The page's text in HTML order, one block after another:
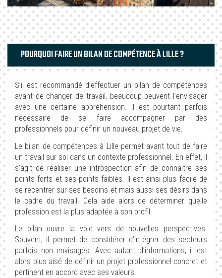
POURQUOI FAIRE UN BILAN DE COMPÉTENCE À LILLE ?
S’il est recommandé d’effectuer un bilan de compétences
avant de changer de travail, beaucoup peuvent l’envisager
avec une certaine appréhension. Il est pourtant parfois
nécessaire de se faire accompagner par des
professionnels pour définir un nouveau projet de vie.
Le bilan de compétences à Lille permet avant tout de faire
un travail sur soi dans un contexte professionnel. En effet, il
s’agit de réaliser une introspection afin de connaitre ses
points forts et ses points faibles. Il est ainsi plus facile de
se recentrer sur ses besoins et mais aussi ses désirs dans
le cadre du travail. Cela aide alors de déterminer quelle
profession est la plus adaptée à son profil.
Le bilan ouvre la voie vers de nouvelles perspectives.
Souvent, il permet de considérer d’intégrer des secteurs
parfois non envisagés. Avec autant d’informations, il est
alors plus aisé de définir un projet professionnel concret et
pertinent en accord avec ses valeurs.